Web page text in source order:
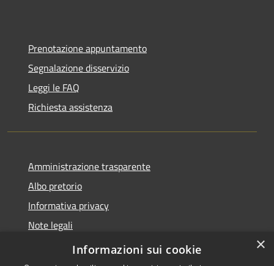
Prenotazione appuntamento
Segnalazione disservizio
Leggi le FAQ
Richiesta assistenza
Amministrazione trasparente
Albo pretorio
Informativa privacy
Note legali
Dichiarazione di accessibilità
×
Informazioni sui cookie